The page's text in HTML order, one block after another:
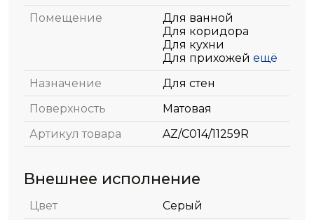
Помещение
Для ванной
Для коридора
Для кухни
Для прихожей ещё
Назначение
Для стен
Поверхность
Матовая
Артикул товара
AZ/C014/11259R
Внешнее исполнение
Цвет
Серый